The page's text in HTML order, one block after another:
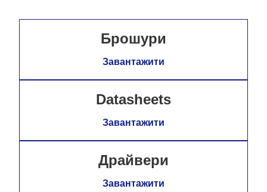
Брошури
Завантажити
Datasheets
Завантажити
Драйвери
Завантажити